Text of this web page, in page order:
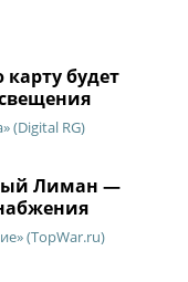
будет
(Digital RG)
Лиман —
(TopWar.ru)